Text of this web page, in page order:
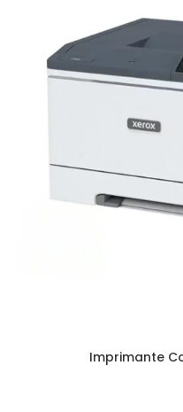
Imprimante